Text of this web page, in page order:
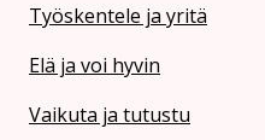
Työskentele ja yritä
Elä ja voi hyvin
Vaikuta ja tutustu